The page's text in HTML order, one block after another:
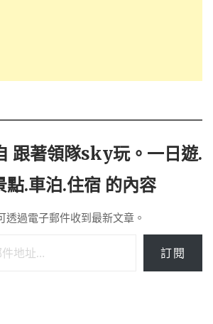
跟著領隊sky玩。一日遊.
點.車泊.住宿 的內容
透過電子郵件收到最新文章。
訂閱